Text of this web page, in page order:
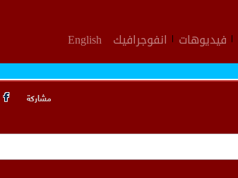
فيديوهات انفوجرافيك English
مشاركة